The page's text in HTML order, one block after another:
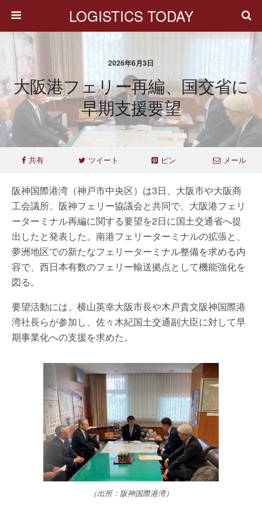
LOGISTICS TODAY
2026年6月3日
大阪港フェリー再編、国交省に
早期支援要望
共有 ツイート ピン メール
阪神国際港湾（神戸市中央区）は3日、大阪市や大阪商
工会議所、阪神フェリー協議会と共同で、大阪港フェリ
ーターミナル再編に関する要望を2日に国土交通省へ提
出したと発表した。南港フェリーターミナルの拡張と、
夢洲地区での新たなフェリーターミナル整備を求める内
容で、西日本有数のフェリー輸送拠点として機能強化を
図る。
要望活動には、横山英幸大阪市長や木戸貴文阪神国際港
湾社長らが参加し、佐々木紀国土交通副大臣に対して早
期事業化への支援を求めた。
（出所：阪神国際港湾）